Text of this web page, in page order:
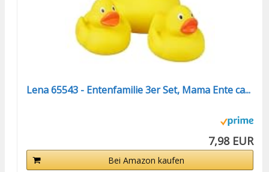
Lena 65543 - Entenfamilie 3er Set, Mama Ente ca...
7,98 EUR
Bei Amazon kaufen